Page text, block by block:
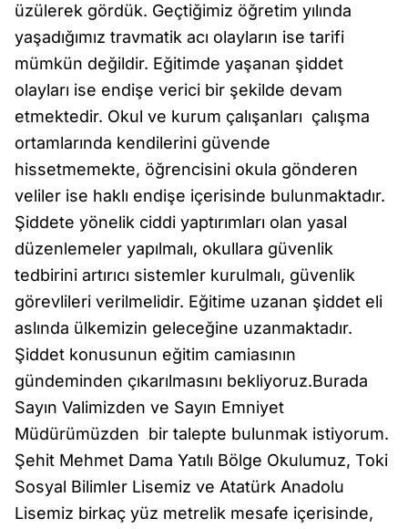
üzülerek gördük. Geçtiğimiz öğretim yılında
yaşadığımız travmatik acı olayların ise tarifi
mümkün değildir. Eğitimde yaşanan şiddet
olayları ise endişe verici bir şekilde devam
etmektedir. Okul ve kurum çalışanları çalışma
ortamlarında kendilerini güvende
hissetmemekte, öğrencisini okula gönderen
veliler ise haklı endişe içerisinde bulunmaktadır.
Şiddete yönelik ciddi yaptırımları olan yasal
düzenlemeler yapılmalı, okullara güvenlik
tedbirini artırıcı sistemler kurulmalı, güvenlik
görevlileri verilmelidir. Eğitime uzanan şiddet eli
aslında ülkemizin geleceğine uzanmaktadır.
Şiddet konusunun eğitim camiasının
gündeminden çıkarılmasını bekliyoruz.Burada
Sayın Valimizden ve Sayın Emniyet
Müdürümüzden bir talepte bulunmak istiyorum.
Şehit Mehmet Dama Yatılı Bölge Okulumuz, Toki
Sosyal Bilimler Lisemiz ve Atatürk Anadolu
Lisemiz birkaç yüz metrelik mesafe içerisinde,